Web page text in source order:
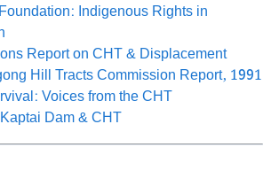
Indigenous Rights in
Report on CHT & Displacement
Hill Tracts Commission Report, 1991
Voices from the CHT
Dam & CHT